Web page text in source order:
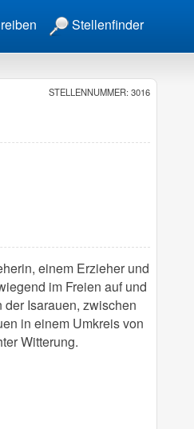
Stellenfinder
STELLENNUMMER: 3016
einem Erzieher und
im Freien auf und
Isarauen, zwischen
in einem Umkreis von
Witterung.